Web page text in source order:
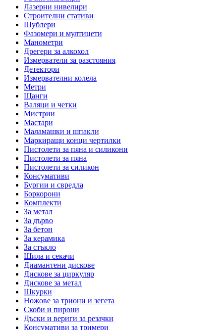
Лазерни нивелири
Строителни стативи
Шублери
Фазомери и мултицети
Манометри
Дрегери за алкохол
Измерватели за разстояния
Детектори
Измервателни колела
Метри
Щанги
Валяци и четки
Мистрии
Мастари
Маламашки и шпакли
Маркиращи конци чертилки
Пистолети за пяна и силикони
Пистолети за пяна
Пистолети за силикон
Консумативи
Бургии и свредла
Боркорони
Комплекти
За метал
За дърво
За бетон
За керамика
За стъкло
Шила и секачи
Диамантени дискове
Дискове за циркуляр
Дискове за метал
Шкурки
Ножове за триони и зегета
Скоби и пирони
Дъски и вериги за резачки
Консумативи за тримери